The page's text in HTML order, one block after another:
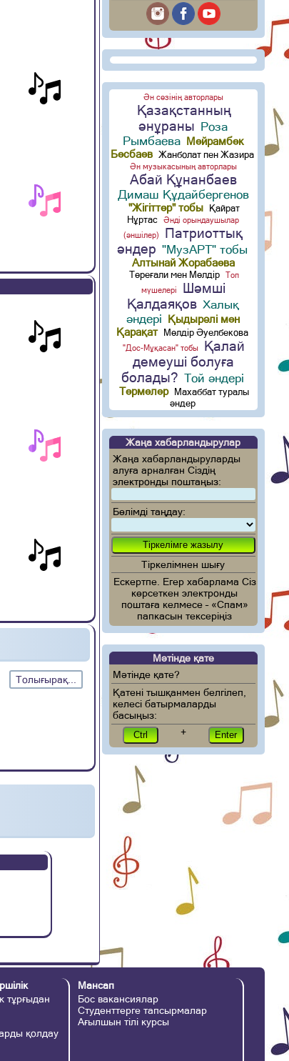
Толығырақ...
Ән сөзінің авторлары
Қазақстанның
әнұраны Роза
Рымбаева Мейрамбек
Бесбаев Жанболат пен Жазира
Ән музыкасының авторлары
Абай Құнанбаев
Димаш Құдайбергенов
"Жігіттер" тобы
Қайрат
Нұртас
Әнді орындаушылар
(әншілер)
Патриоттық
әндер "МузАРТ" тобы
Алтынай Жорабаева
Төреғали мен Мөлдір
Топ
мүшелері
Шәмші
Қалдаяқов Халық
әндері Қыдырәлі мен
Қарақат
Мөлдір Әуелбекова
"Дос-Мұқасан" тобы
Қалай
демеуші болуға
болады? Той әндері
Термелер
Махаббат туралы
әндер
Жаңа хабарландырулар
Жаңа хабарландыруларды
алуға арналған Сіздің
электронды поштаңыз:
Бөлімді таңдау:
Тіркелімнен шығу
Ескертпе. Егер хабарлама Сіз
көрсеткен электронды
поштаға келмесе – «Спам»
папкасын тексеріңіз
Мәтінде қате
Мәтінде қате?
Қатені тышқанмен белгілеп,
келесі батырмаларды
басыңыз:
+
тұрғыдан
қолдау
Мансап
Бос вакансиялар
Студенттерге тапсырмалар
Ағылшын тілі курсы